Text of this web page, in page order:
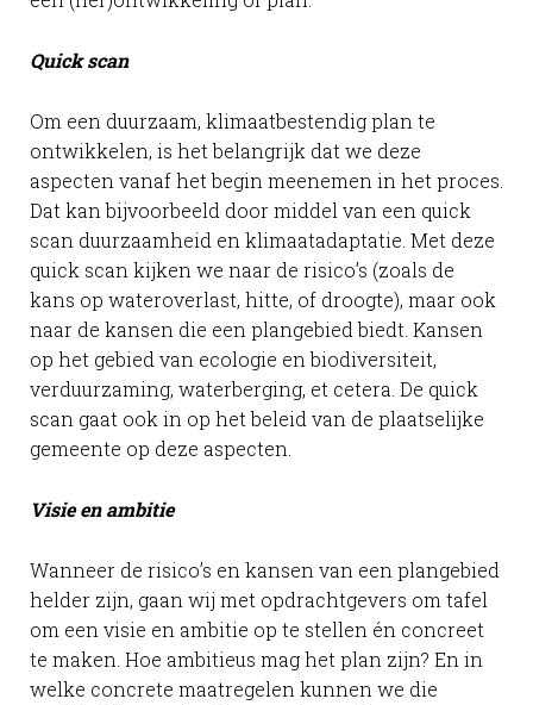
Quick scan
Om een duurzaam, klimaatbestendig plan te
ontwikkelen, is het belangrijk dat we deze
aspecten vanaf het begin meenemen in het proces.
Dat kan bijvoorbeeld door middel van een quick
scan duurzaamheid en klimaatadaptatie. Met deze
quick scan kijken we naar de risico’s (zoals de
kans op wateroverlast, hitte, of droogte), maar ook
naar de kansen die een plangebied biedt. Kansen
op het gebied van ecologie en biodiversiteit,
verduurzaming, waterberging, et cetera. De quick
scan gaat ook in op het beleid van de plaatselijke
gemeente op deze aspecten.
Visie en ambitie
Wanneer de risico’s en kansen van een plangebied
helder zijn, gaan wij met opdrachtgevers om tafel
om een visie en ambitie op te stellen én concreet
te maken. Hoe ambitieus mag het plan zijn? En in
welke concrete maatregelen kunnen we die